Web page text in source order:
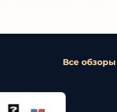
Все обзоры